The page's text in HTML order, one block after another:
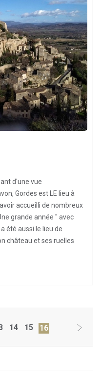
d'une vue
Gordes est LE lieu à
accueilli de nombreux
grande année " avec
été aussi le lieu de
château et ses ruelles
14 15 16